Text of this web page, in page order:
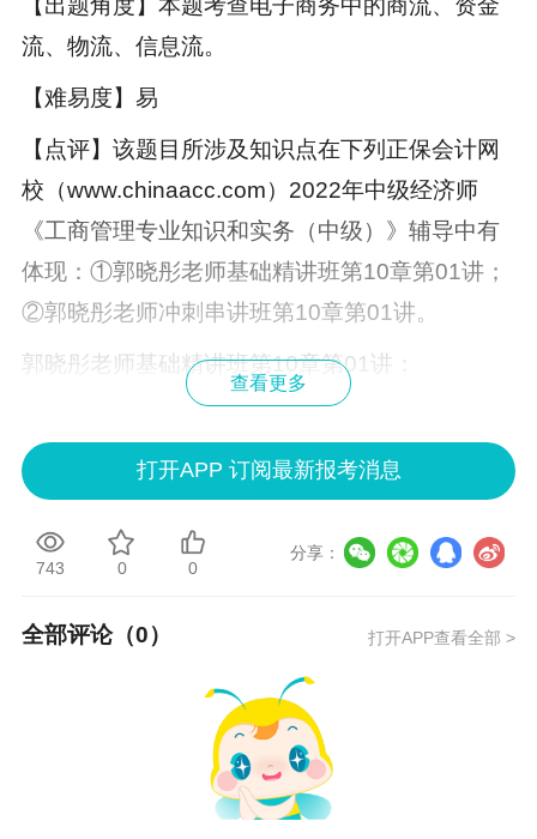
【出题角度】本题考查电子商务中的商流、资金
流、物流、信息流。
【难易度】易
【点评】该题目所涉及知识点在下列正保会计网
校（www.chinaacc.com）2022年中级经济师
《工商管理专业知识和实务（中级）》辅导中有
体现：①郭晓彤老师基础精讲班第10章第01讲；
②郭晓彤老师冲刺串讲班第10章第01讲。
郭晓彤老师基础精讲班第10章第01讲：
查看更多
打开APP 订阅最新报考消息
743 0 0
分享：
全部评论（0） 打开APP查看全部 >